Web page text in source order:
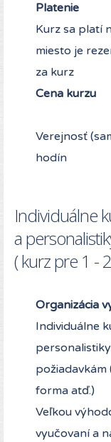
Platenie
Kurz sa platí
miesto je
za kurz
Cena kurzu
Verejnosť
hodín
Individuálne
a
( kurz pre 1 -
Organizácia
Individuálne
forma atď.)
Veľkou
vyučovaní a